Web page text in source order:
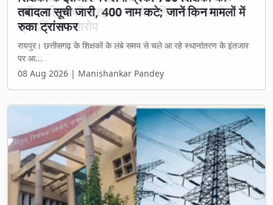
तबादला सूची जारी, 400 नाम कटे; जानें किन मामलों में
रुका ट्रांसफर
रायपुर। छत्तीसगढ़ के शिक्षकों के लंबे समय से चले आ रहे स्थानांतरण के इंतजार
पर आ...
08 Aug 2026 | Manishankar Pandey